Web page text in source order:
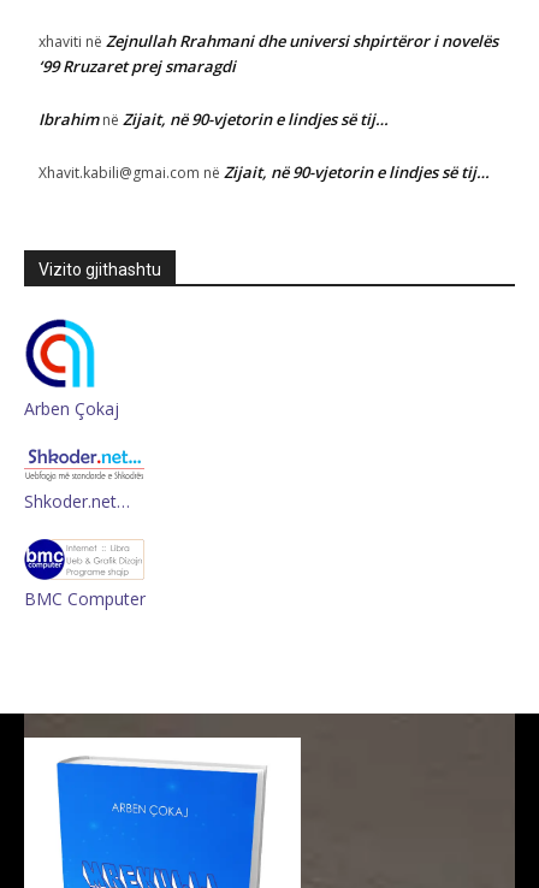
xhaviti në Zejnullah Rrahmani dhe universi shpirtëror i novelës
‘99 Rruzaret prej smaragdi
Ibrahimnë Zijait, në 90-vjetorin e lindjes së tij…
Xhavit.kabili@gmai.com në Zijait, në 90-vjetorin e lindjes së tij…
Vizito gjithashtu
Arben Çokaj
Shkoder.net…
BMC Computer